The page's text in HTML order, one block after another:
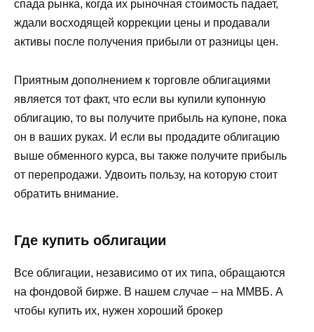
спада рынка, когда их рыночная стоимость падает,
ждали восходящей коррекции цены и продавали
активы после получения прибыли от разницы цен.
Приятным дополнением к торговле облигациями
является тот факт, что если вы купили купонную
облигацию, то вы получите прибыль на купоне, пока
он в ваших руках. И если вы продадите облигацию
выше обменного курса, вы также получите прибыль
от перепродажи. Удвоить пользу, на которую стоит
обратить внимание.
Где купить облигации
Все облигации, независимо от их типа, обращаются
на фондовой бирже. В нашем случае – на ММВБ. А
чтобы купить их, нужен хороший брокер